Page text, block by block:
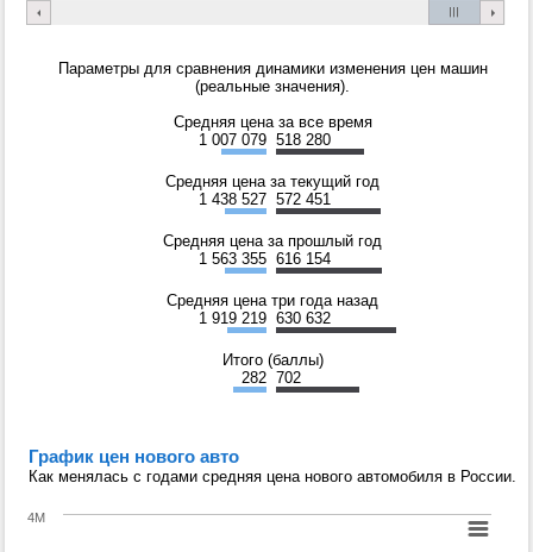
Параметры для сравнения динамики изменения цен машин
(реальные значения).
Средняя цена за все время
1 007 079 518 280
Средняя цена за текущий год
1 438 527 572 451
Средняя цена за прошлый год
1 563 355 616 154
Средняя цена три года назад
1 919 219 630 632
Итого (баллы)
282 702
График цен нового авто
Как менялась с годами средняя цена нового автомобиля в России.
4M